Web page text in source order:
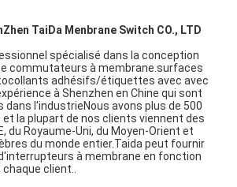
TaiDa Menbrane Switch CO., LTD
spécialisé dans la conception
commutateurs à membrane.surfaces
adhésifs/étiquettes avec avec
à Shenzhen en Chine qui sont
dans l'industrieNous avons plus de 500
la plupart de nos clients viennent des
du Royaume-Uni, du Moyen-Orient et
du monde entier.Taida peut fournir
à membrane en fonction
chaque client..